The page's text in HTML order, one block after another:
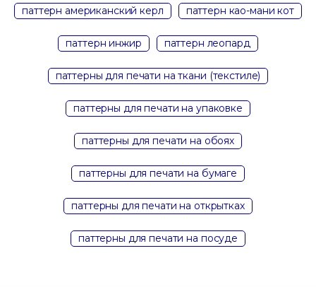
паттерн американский керл паттерн као-мани кот
паттерн инжир паттерн леопард
паттерны для печати на ткани (текстиле)
паттерны для печати на упаковке
паттерны для печати на обоях
паттерны для печати на бумаге
паттерны для печати на открытках
паттерны для печати на посуде